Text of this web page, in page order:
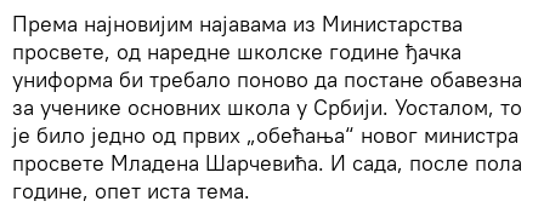
Према најновијим најавама из Министарства
просвете, од наредне школске године ђачка
униформа би требало поново да постане обавезна
за ученике основних школа у Србији. Уосталом, то
је било једно од првих „обећања“ новог министра
просвете Младена Шарчевића. И сада, после пола
године, опет иста тема.